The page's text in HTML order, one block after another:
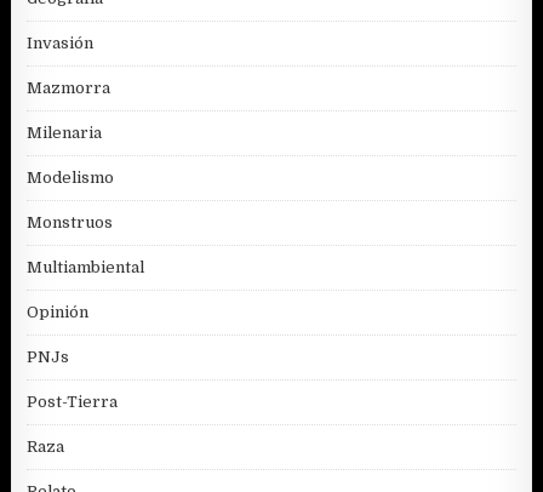
Invasión
Mazmorra
Milenaria
Modelismo
Monstruos
Multiambiental
Opinión
PNJs
Post-Tierra
Raza